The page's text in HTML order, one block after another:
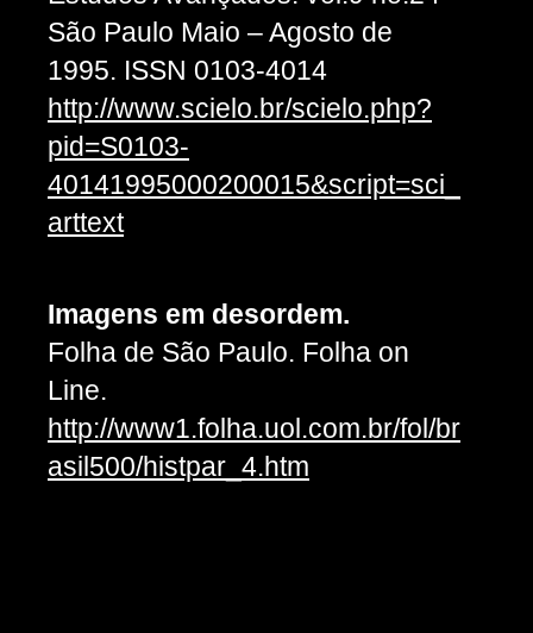
São Paulo Maio – Agosto de
1995. ISSN 0103-4014
http://www.scielo.br/scielo.php?
pid=S0103-
40141995000200015&script=sci_
arttext
Imagens em desordem.
Folha de São Paulo. Folha on
Line.
http://www1.folha.uol.com.br/fol/br
asil500/histpar_4.htm